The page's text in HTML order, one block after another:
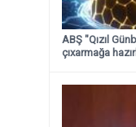
ABŞ "Qızıl
çıxarmağa